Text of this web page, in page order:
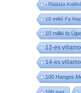
- Rálátás
10 millió Fa
10 millió fa
12-es
14-es
100 Hangos